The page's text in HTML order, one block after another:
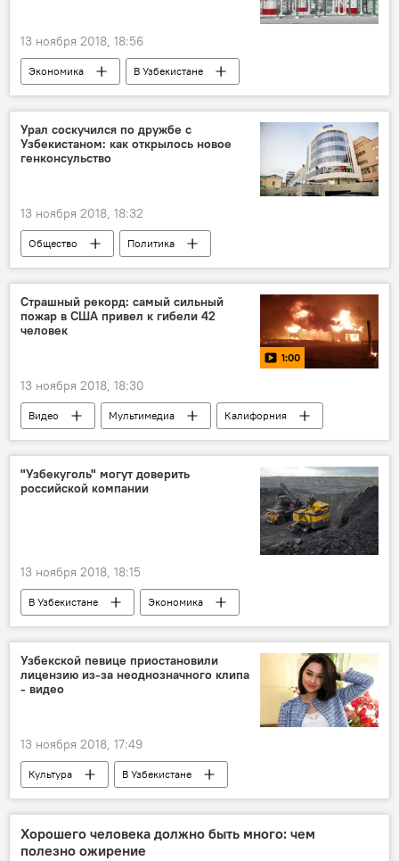
13 ноября 2018, 18:56
Экономика В Узбекистане
Урал соскучился по дружбе с
Узбекистаном: как открылось новое
генконсульство
13 ноября 2018, 18:32
Общество Политика
Страшный рекорд: самый сильный
пожар в США привел к гибели 42
человек
1:00
13 ноября 2018, 18:30
Видео Мультимедиа Калифорния
"Узбекуголь" могут доверить
российской компании
13 ноября 2018, 18:15
В Узбекистане
Экономика
Узбекуголь
Узбекистон темир йуллари
промышленность
Узбекской певице приостановили
лицензию из-за неоднозначного клипа
- видео
13 ноября 2018, 17:49
Культура В Узбекистане
Хорошего человека должно быть много: чем
полезно ожирение